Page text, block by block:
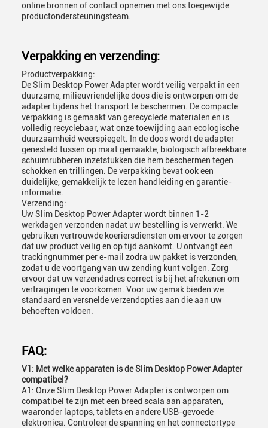
online bronnen of contact opnemen met ons toegewijde
productondersteuningsteam.
Verpakking en verzending:
Productverpakking:
De Slim Desktop Power Adapter wordt veilig verpakt in een
duurzame, milieuvriendelijke doos die is ontworpen om de
adapter tijdens het transport te beschermen. De compacte
verpakking is gemaakt van gerecyclede materialen en is
volledig recyclebaar, wat onze toewijding aan ecologische
duurzaamheid weerspiegelt. In de doos wordt de adapter
genesteld tussen op maat gemaakte, biologisch afbreekbare
schuimrubberen inzetstukken die hem beschermen tegen
schokken en trillingen. De verpakking bevat ook een
duidelijke, gemakkelijk te lezen handleiding en garantie-
informatie.
Verzending:
Uw Slim Desktop Power Adapter wordt binnen 1-2
werkdagen verzonden nadat uw bestelling is verwerkt. We
gebruiken vertrouwde koeriersdiensten om ervoor te zorgen
dat uw product veilig en op tijd aankomt. U ontvangt een
trackingnummer per e-mail zodra uw pakket is verzonden,
zodat u de voortgang van uw zending kunt volgen. Zorg
ervoor dat uw verzendadres correct is bij het afrekenen om
vertragingen te voorkomen. Voor uw gemak bieden we
standaard en versnelde verzendopties aan die aan uw
behoeften voldoen.
FAQ:
V1: Met welke apparaten is de Slim Desktop Power Adapter
compatibel?
A1: Onze Slim Desktop Power Adapter is ontworpen om
compatibel te zijn met een breed scala aan apparaten,
waaronder laptops, tablets en andere USB-gevoede
elektronica. Controleer de spanning en het connectortype